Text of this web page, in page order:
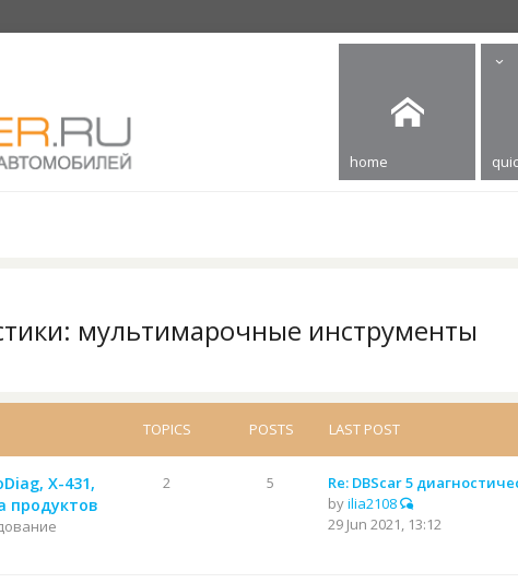
home
мультимарочные инструменты
TOPICS POSTS LAST POST
X-431,
продуктов
2 5
Re: DBScar 5
byilia2108
29 Jun 2021, 13:12